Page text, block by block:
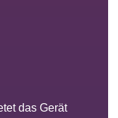
das Gerät